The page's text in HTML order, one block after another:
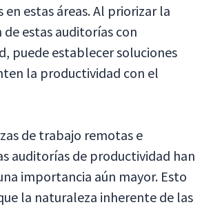
estas áreas. Al priorizar la
de estas auditorías con
puede establecer soluciones
la productividad con el
de trabajo remotas e
auditorías de productividad han
importancia aún mayor. Esto
la naturaleza inherente de las